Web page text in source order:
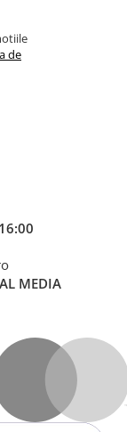
de
MEDIA